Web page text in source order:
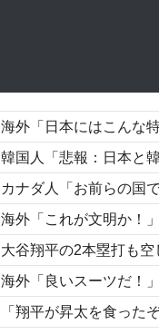
海外「日本にはこんな特殊
韓国人「悲報：日本と韓
カナダ人「お前らの国
海外「これが文明か！
大谷翔平の2本塁打も
海外「良いスーツだ！
「翔平が昇太を食ったぞ」大谷